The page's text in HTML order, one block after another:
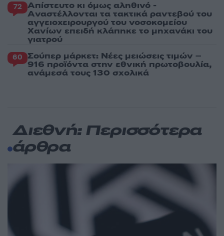
72 Απίστευτο κι όμως αληθινό -
Aναστέλλονται τα τακτικά ραντεβού του
αγγειοχειρουργού του νοσοκομείου
Χανίων επειδή κλάπηκε το μηχανάκι του
γιατρού
60 Σούπερ μάρκετ: Νέες μειώσεις τιμών –
916 προϊόντα στην εθνική πρωτοβουλία,
ανάμεσά τους 130 σχολικά
Διεθνή: Περισσότερα
άρθρα